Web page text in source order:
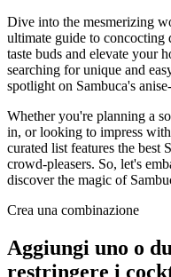
Dive into the mesmerizing
ultimate guide to
taste buds and elevate your
searching for unique and
spotlight on Sambuca's
Whether you're planning a
in, or looking to impress
curated list features the best
crowd-pleasers. So, let's
discover the magic of
Crea una combinazione
Aggiungi uno o
restringere i